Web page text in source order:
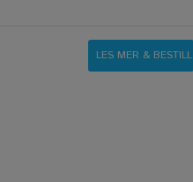
LES MER & BESTILL